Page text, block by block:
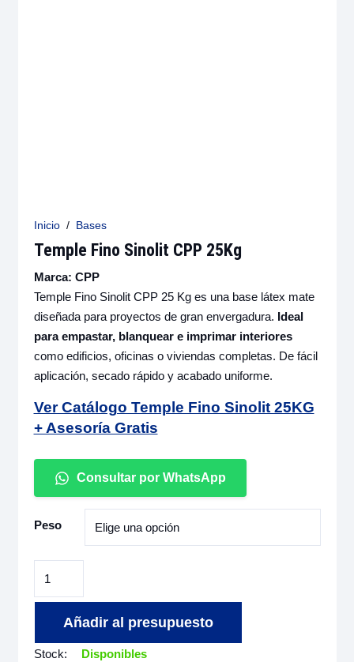
Inicio / Bases
Temple Fino Sinolit CPP 25Kg
Marca: CPP
Temple Fino Sinolit CPP 25 Kg es una base látex mate
diseñada para proyectos de gran envergadura. Ideal
para empastar, blanquear e imprimar interiores
como edificios, oficinas o viviendas completas. De fácil
aplicación, secado rápido y acabado uniforme.
Ver Catálogo Temple Fino Sinolit 25KG
+ Asesoría Gratis
Consultar por WhatsApp
Peso
25Kg
Añadir al presupuesto
Stock: Disponibles